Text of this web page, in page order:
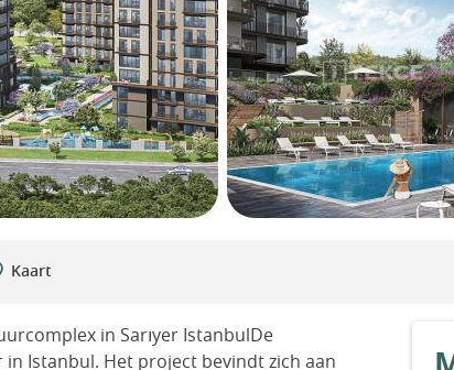
Kaart
in Sarıyer IstanbulDe
in Istanbul. Het project bevindt zich aan